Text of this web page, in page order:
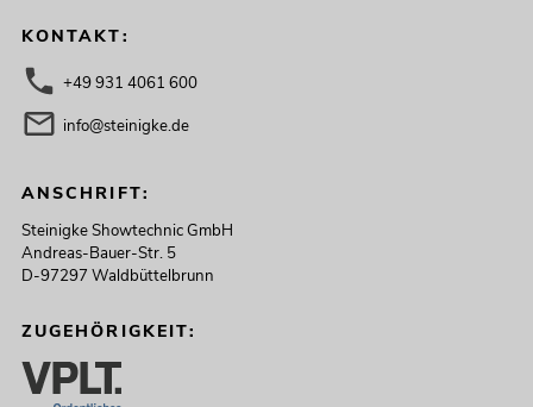
KONTAKT:
+49 931 4061 600
info@steinigke.de
ANSCHRIFT:
Steinigke Showtechnic GmbH
Andreas-Bauer-Str. 5
D-97297 Waldbüttelbrunn
ZUGEHÖRIGKEIT: